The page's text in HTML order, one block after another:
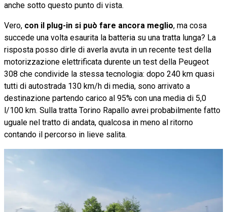
anche sotto questo punto di vista.
Vero, con il plug-in si può fare ancora meglio, ma cosa
succede una volta esaurita la batteria su una tratta lunga? La
risposta posso dirle di averla avuta in un recente test della
motorizzazione elettrificata durente un test della Peugeot
308 che condivide la stessa tecnologia: dopo 240 km quasi
tutti di autostrada 130 km/h di media, sono arrivato a
destinazione partendo carico al 95% con una media di 5,0
l/100 km. Sulla tratta Torino Rapallo avrei probabilmente fatto
uguale nel tratto di andata, qualcosa in meno al ritorno
contando il percorso in lieve salita.